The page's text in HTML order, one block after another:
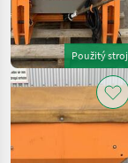
Použitý stroj